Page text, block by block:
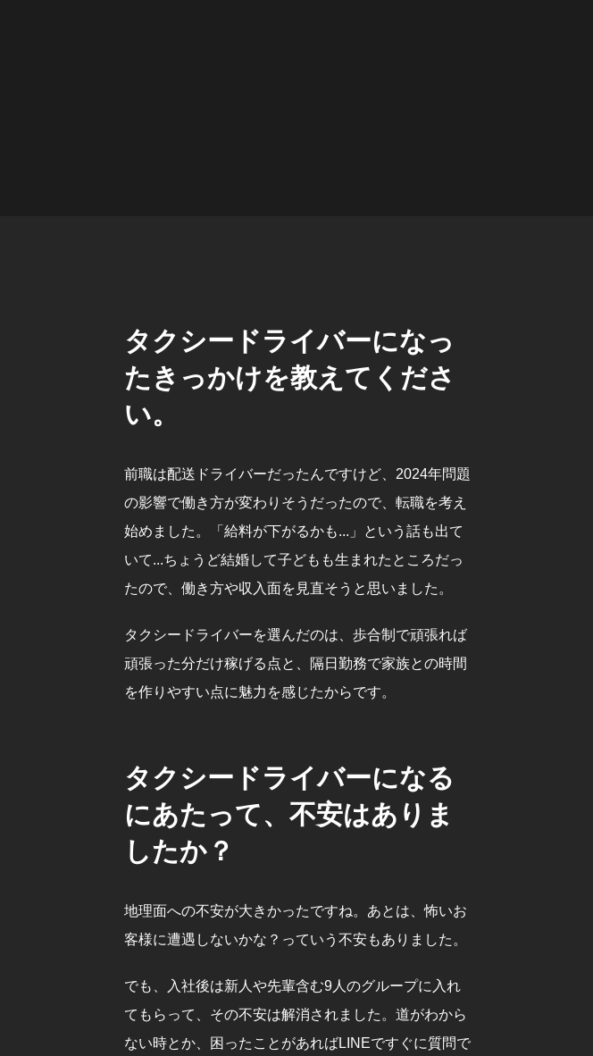
タクシードライバーになっ
たきっかけを教えてくださ
い。
前職は配送ドライバーだったんですけど、2024年問題
の影響で働き方が変わりそうだったので、転職を考え
始めました。「給料が下がるかも...」という話も出て
いて...ちょうど結婚して子どもも生まれたところだっ
たので、働き方や収入面を見直そうと思いました。
タクシードライバーを選んだのは、歩合制で頑張れば
頑張った分だけ稼げる点と、隔日勤務で家族との時間
を作りやすい点に魅力を感じたからです。
タクシードライバーになる
にあたって、不安はありま
したか？
地理面への不安が大きかったですね。あとは、怖いお
客様に遭遇しないかな？っていう不安もありました。
でも、入社後は新人や先輩含む9人のグループに入れ
てもらって、その不安は解消されました。道がわから
ない時とか、困ったことがあればLINEですぐに質問で